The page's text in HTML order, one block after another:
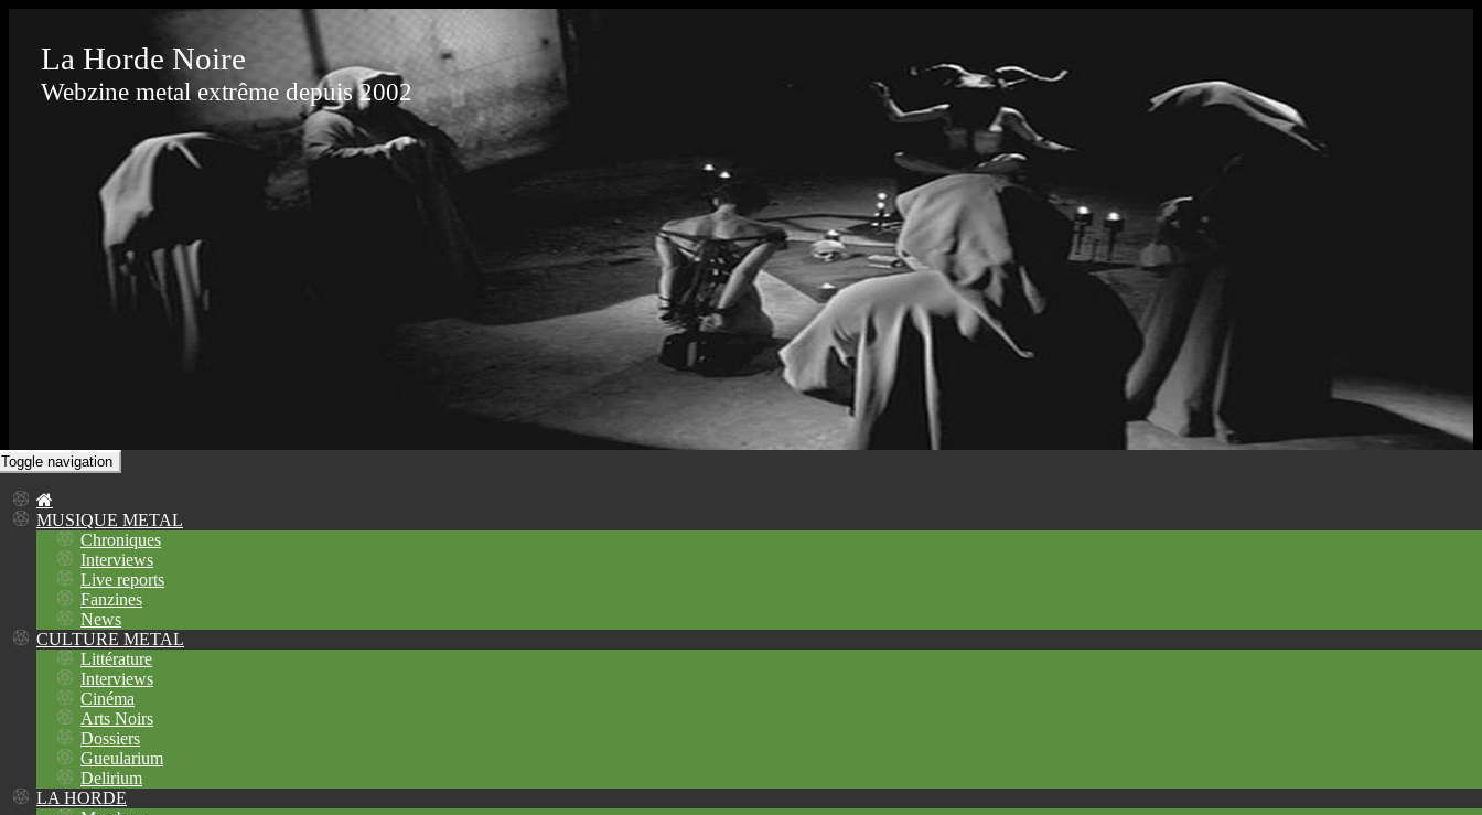
La Horde Noire
Webzine metal extrême depuis 2002
Toggle navigation
MUSIQUE METAL
Chroniques
Interviews
Live reports
Fanzines
News
CULTURE METAL
Littérature
Interviews
Cinéma
Arts Noirs
Dossiers
Gueularium
Delirium
LA HORDE